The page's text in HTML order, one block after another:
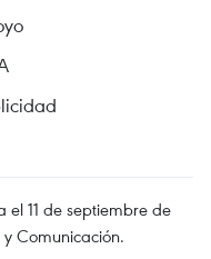
el 11 de septiembre de
Comunicación.